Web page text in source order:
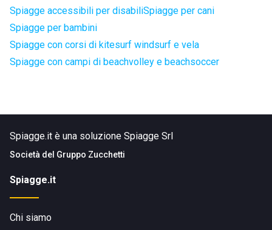
Spiagge accessibili per disabiliSpiagge per cani
Spiagge per bambini
Spiagge con corsi di kitesurf windsurf e vela
Spiagge con campi di beachvolley e beachsoccer
Spiagge.it è una soluzione Spiagge Srl
Società del Gruppo Zucchetti
Spiagge.it
Chi siamo